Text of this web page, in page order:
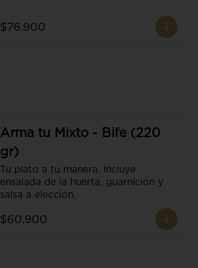
$76.900
Arma tu Mixto - Bife (220
gr)
Tu plato a tu manera. Incluye
ensalada de la huerta, guarnición y
salsa a elección.
$60.900